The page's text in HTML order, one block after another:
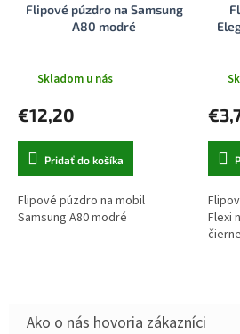
Flipové púzdro na Samsung
A80 modré
Skladom u nás
€12,20
Pridať do košíka
Flipové púzdro na mobil
Samsung A80 modré
Flexi
čierne